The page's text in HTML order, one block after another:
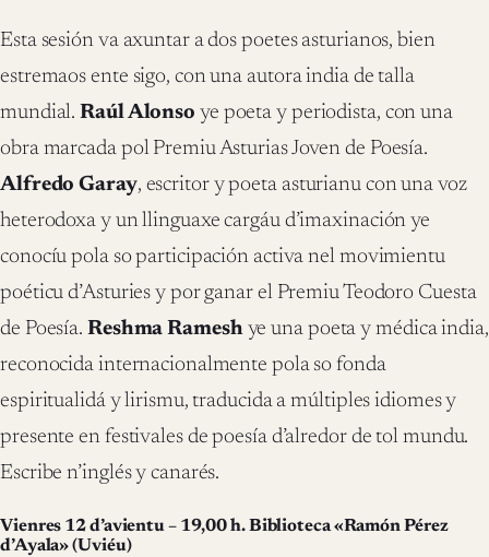
Esta sesión va axuntar a dos poetes asturianos, bien
estremaos ente sigo, con una autora india de talla
mundial. Raúl Alonso ye poeta y periodista, con una
obra marcada pol Premiu Asturias Joven de Poesía.
Alfredo Garay, escritor y poeta asturianu con una voz
heterodoxa y un llinguaxe cargáu d’imaxinación ye
conocíu pola so participación activa nel movimientu
poéticu d’Asturies y por ganar el Premiu Teodoro Cuesta
de Poesía. Reshma Rameshye una poeta y médica india,
reconocida internacionalmente pola so fonda
espiritualidá y lirismu, traducida a múltiples idiomes y
presente en festivales de poesía d’alredor de tol mundu.
Escribe n’inglés y canarés.
Vienres 12 d’avientu – 19,00 h. Biblioteca «Ramón Pérez
d’Ayala» (Uviéu)